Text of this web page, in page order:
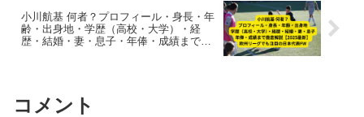
小川航基 何者？プロフィール・身長・年
齢・出身地・学歴（高校・大学）・経
歴・結婚・妻・息子・年俸・成績まで徹
コメント